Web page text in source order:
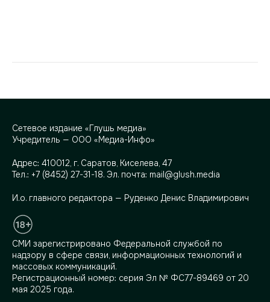
Сетевое издание «Глушь медиа»
Учредитель — ООО «Медиа-Инфо»
Адрес: 410012, г. Саратов, Киселева, 47
Тел.: +7 (8452) 27-31-18. Эл. почта: mail@glush.media
И.о. главного редактора — Руденко Денис Владимирович
СМИ зарегистрировано Федеральной службой по
надзору в сфере связи, информационных технологий и
массовых коммуникаций.
Регистрационный номер: серия Эл № ФС77-89469 от 20
мая 2025 года.